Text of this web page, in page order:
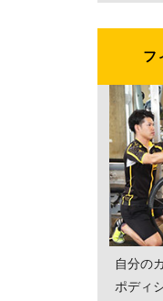
フ
自分の
ポディ